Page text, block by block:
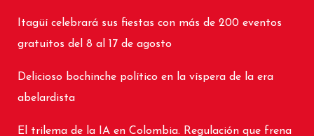
Itagüí celebrará sus fiestas con más de 200 eventos
gratuitos del 8 al 17 de agosto
Delicioso bochinche político en la víspera de la era
abelardista
El trilema de la IA en Colombia. Regulación que frena